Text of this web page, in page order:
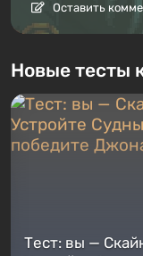
Оставить
Новые тесты
Тест: вы —